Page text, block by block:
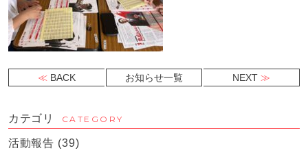
NEXT
お知らせ一覧
BACK
カテゴリ CATEGORY
活動報告 (39)